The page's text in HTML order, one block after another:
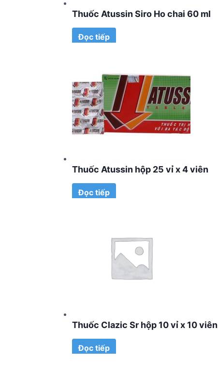
Thuốc Atussin Siro Ho chai 60 ml
Đọc tiếp
Thuốc Atussin hộp 25 vỉ x 4 viên
Đọc tiếp
Thuốc Clazic Sr hộp 10 vỉ x 10 viên
Đọc tiếp